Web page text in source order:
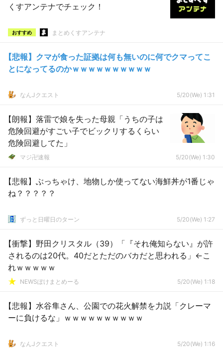
くすアンテナでチェック！
おすすめ まとめくすアンテナ
【悲報】クマが食った証拠は何も無いのに何でクマってこ
とになってるのかｗｗｗｗｗｗｗｗｗｗ
なんJクエスト 5/20(We) 1:31
【朗報】落雷で娘を失った母親「うちの子は
危険回避がすごい子でビックリするくらい
危険回避してた」
マジ卍速報 5/20(We) 1:30
【悲報】ぶっちゃけ、地物しか使ってない海鮮丼が1番じゃ
ね？？？？？
ずっと日曜日のターン 5/20(We) 1:27
【衝撃】野田クリスタル（39）「『それ俺知らない』が許
されるのは20代。40だとただのバカだと思われる」←こ
れｗｗｗｗｗ
NEWSぽけまとめーる 5/20(We) 1:18
【悲報】水谷隼さん、公園での花火解禁を力説「クレーマ
ーに負けるな」ｗｗｗｗｗｗｗｗｗｗ
なんJクエスト 5/20(We) 1:16